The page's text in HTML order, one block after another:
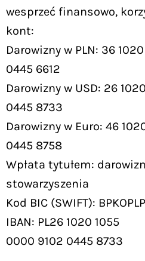
wesprzeć finansowo,
kont:
Darowizny w PLN: 36
0445 6612
Darowizny w USD: 26
0445 8733
Darowizny w Euro: 46
0445 8758
Wpłata tytułem:
stowarzyszenia
Kod BIC (SWIFT):
IBAN: PL26 1020 1055
0000 9102 0445 8733